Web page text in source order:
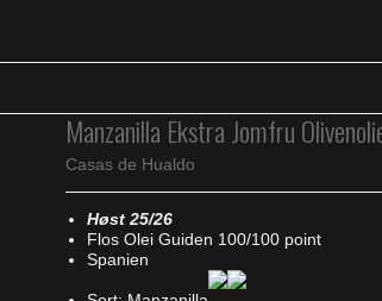
Manzanilla Ekstra Jomfru
Casas de Hualdo
Høst 25/26
Flos Olei Guiden 100/100 point
Spanien